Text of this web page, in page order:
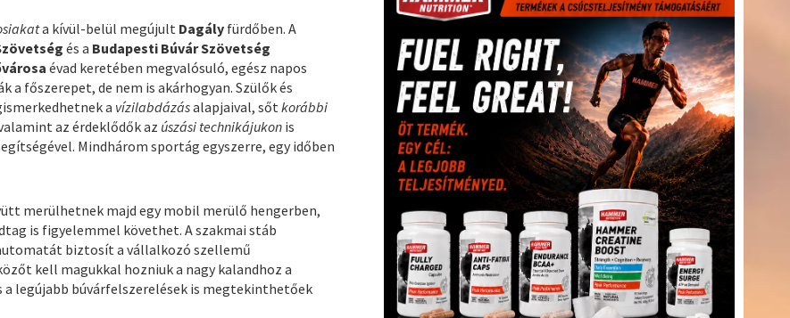
a kívül-belül megújult Dagály fürdőben. A
és a Budapesti Búvár Szövetség
évad keretében megvalósuló, egész napos
a főszerepet, de nem is akárhogyan. Szülők és
a vízilabdázásalapjaival, sőtkorábbi
az érdeklődők az úszási technikájukon is
Mindhárom sportág egyszerre, egy időben
merülhetnek majd egy mobil merülő hengerben,
is figyelemmel követhet. A szakmai stáb
biztosít a vállalkozó szellemű
kell magukkal hozniuk a nagy kalandhoz a
a legújabb búvárfelszerelések is megtekinthetőek
Tímea(240)Bajnokok Ligája(168)Birkózás(143)Bécs(214)
(173)ferrari(139)
forma 1(1165) Futball(760)futás(305)Hosszú
Katinka(186) hungaroring(181)Jégkorong(148)kajakkenu
(138)karate(168)kickbox(204)kosárlabda(166)kézilabda
(448) Lewis Hamilton(168)magyar labdarúgóválogatott(148)
Mercedes(244) motorsport(153)Opel Dakar Team(132)Rali
Világbajnokság
Rendezvény(142)rio 2016(373)sport
(438)Sportime Magazin(128) szabadidősport(316)Szalay
Balázs(126)tenisz(416) táplálkozás utazás(126)
Video(247) világbajnokság(162) Világkupa(129)vitorlázás
(222)
vívás (174) vízilabda(197)Érdi Mária(130)
életmód
(416)úszás(361)